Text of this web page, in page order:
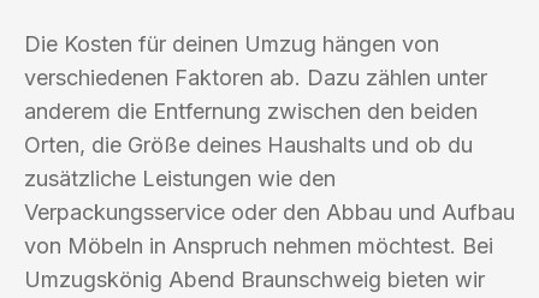
Die Kosten für deinen Umzug hängen von
verschiedenen Faktoren ab. Dazu zählen unter
anderem die Entfernung zwischen den beiden
Orten, die Größe deines Haushalts und ob du
zusätzliche Leistungen wie den
Verpackungsservice oder den Abbau und Aufbau
von Möbeln in Anspruch nehmen möchtest. Bei
Umzugskönig Abend Braunschweig bieten wir